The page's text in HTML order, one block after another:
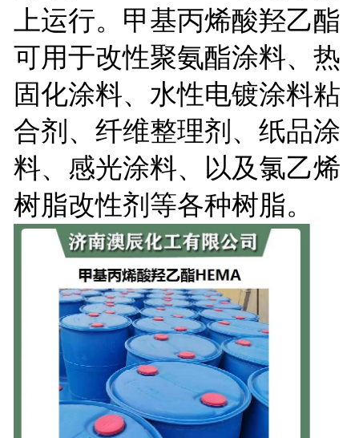
上运行。
甲基丙烯酸羟乙酯
可用于改性聚氨酯涂料、热
固化涂料、水性电镀涂料粘
合剂、纤维整理剂、纸品涂
料、感光涂料、以及氯乙烯
树脂改性剂等各种树脂。